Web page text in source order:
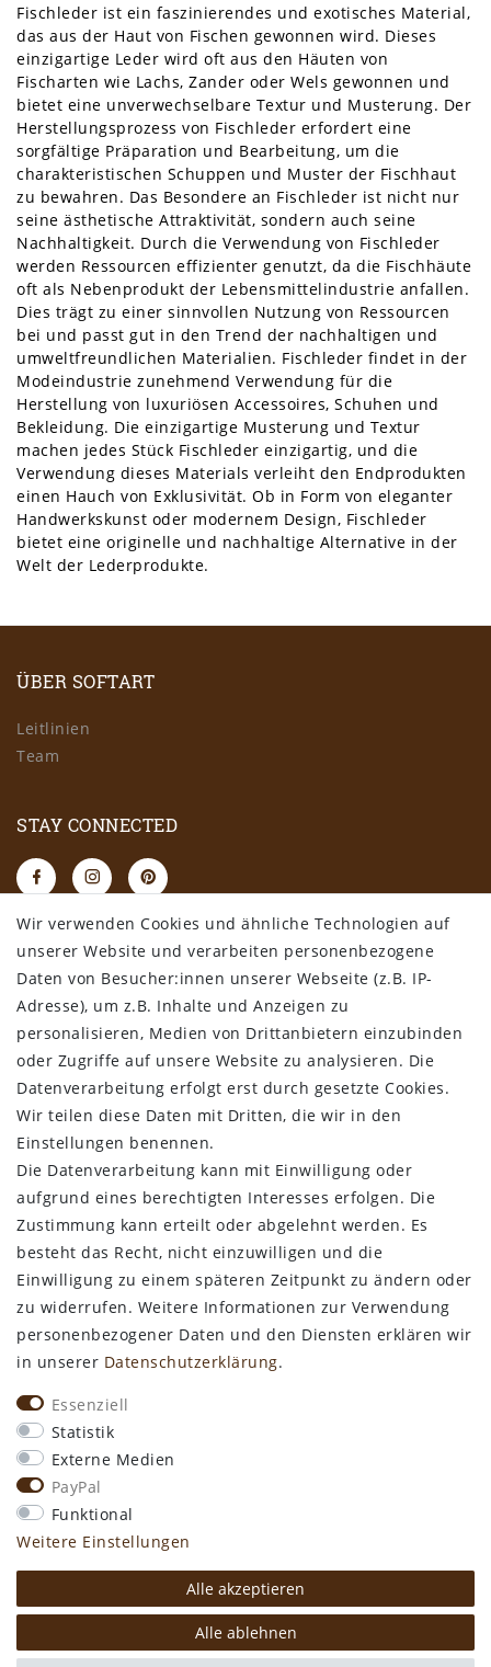
Fischleder ist ein faszinierendes und exotisches Material,
das aus der Haut von Fischen gewonnen wird. Dieses
einzigartige Leder wird oft aus den Häuten von
Fischarten wie Lachs, Zander oder Wels gewonnen und
bietet eine unverwechselbare Textur und Musterung. Der
Herstellungsprozess von Fischleder erfordert eine
sorgfältige Präparation und Bearbeitung, um die
charakteristischen Schuppen und Muster der Fischhaut
zu bewahren. Das Besondere an Fischleder ist nicht nur
seine ästhetische Attraktivität, sondern auch seine
Nachhaltigkeit. Durch die Verwendung von Fischleder
werden Ressourcen effizienter genutzt, da die Fischhäute
oft als Nebenprodukt der Lebensmittelindustrie anfallen.
Dies trägt zu einer sinnvollen Nutzung von Ressourcen
bei und passt gut in den Trend der nachhaltigen und
umweltfreundlichen Materialien. Fischleder findet in der
Modeindustrie zunehmend Verwendung für die
Herstellung von luxuriösen Accessoires, Schuhen und
Bekleidung. Die einzigartige Musterung und Textur
machen jedes Stück Fischleder einzigartig, und die
Verwendung dieses Materials verleiht den Endprodukten
einen Hauch von Exklusivität. Ob in Form von eleganter
Handwerkskunst oder modernem Design, Fischleder
bietet eine originelle und nachhaltige Alternative in der
Welt der Lederprodukte.
ÜBER SOFTART
Leitlinien
Team
STAY CONNECTED
RECHTLICHES
AGB
Datenschutz
Impressum
Widerrufsbelehrung
Bestellung widerrufen
ALLGEMEINES
Kontakt
Zahlungsarten
Versand & Lieferzeit
Newsletter-Anmeldung
Kostengünstige Ledermuster
kostenfreier Versand ab 50€ in Deutschland
kostengünstige Leder-Musterstücke
kostenlose Beratung* +49 (0) 75 74 / 93 28 19
große SoftArt® Lederauswahl
große Farbvielfalt für alle SoftArt® Leder
* Mo. - Do. 8:00 - 12:30 und 13:15 - 16:30 Uhr
Wir verwenden Cookies und ähnliche Technologien auf
unserer Website und verarbeiten personenbezogene
Daten von Besucher:innen unserer Webseite (z.B. IP-
Adresse), um z.B. Inhalte und Anzeigen zu
personalisieren, Medien von Drittanbietern einzubinden
oder Zugriffe auf unsere Website zu analysieren. Die
Datenverarbeitung erfolgt erst durch gesetzte Cookies.
Wir teilen diese Daten mit Dritten, die wir in den
Einstellungen benennen.
Die Datenverarbeitung kann mit Einwilligung oder
aufgrund eines berechtigten Interesses erfolgen. Die
Zustimmung kann erteilt oder abgelehnt werden. Es
besteht das Recht, nicht einzuwilligen und die
Einwilligung zu einem späteren Zeitpunkt zu ändern oder
zu widerrufen. Weitere Informationen zur Verwendung
personenbezogener Daten und den Diensten erklären wir
in unserer Daten­schutz­erklärung.
Essenziell
Statistik
Externe Medien
PayPal
Funktional
Weitere Einstellungen
Alle akzeptieren
Alle ablehnen